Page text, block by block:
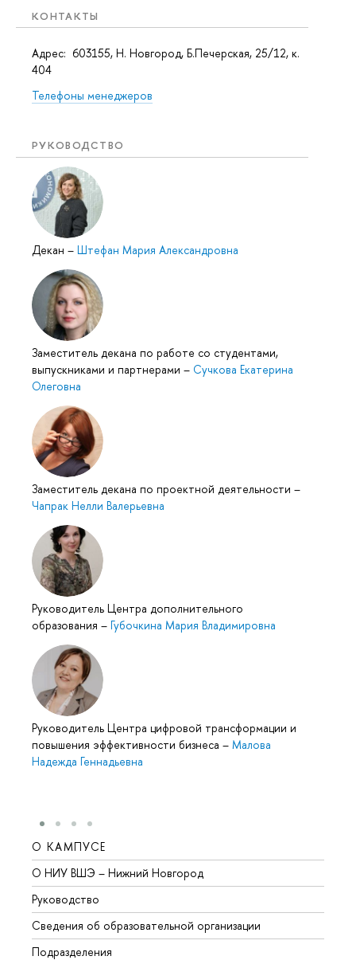
КОНТАКТЫ
Адрес: 603155, Н. Новгород, Б.Печерская, 25/12, к.
404
Телефоны менеджеров
РУКОВОДСТВО
Декан – Штефан Мария Александровна
Заместитель декана по работе со студентами,
выпускниками и партнерами – Сучкова Екатерина
Олеговна
Заместитель декана по проектной деятельности –
Чапрак Нелли Валерьевна
Руководитель Центра дополнительного
образования – Губочкина Мария Владимировна
Руководитель Центра цифровой трансформации и
повышения эффективности бизнеса – Малова
Надежда Геннадьевна
О КАМПУСЕ
О НИУ ВШЭ – Нижний Новгород
Руководство
Сведения об образовательной организации
Подразделения